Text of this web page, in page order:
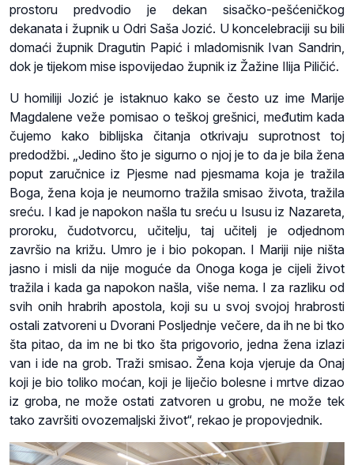
prostoru predvodio je dekan sisačko-pešćeničkog
dekanata i župnik u Odri Saša Jozić. U koncelebraciji su bili
domaći župnik Dragutin Papić i mladomisnik Ivan Sandrin,
dok je tijekom mise ispovijedao župnik iz Žažine Ilija Piličić.
U homiliji Jozić je istaknuo kako se često uz ime Marije
Magdalene veže pomisao o teškoj grešnici, međutim kada
čujemo kako biblijska čitanja otkrivaju suprotnost toj
predodžbi. „Jedino što je sigurno o njoj je to da je bila žena
poput zaručnice iz Pjesme nad pjesmama koja je tražila
Boga, žena koja je neumorno tražila smisao života, tražila
sreću. I kad je napokon našla tu sreću u Isusu iz Nazareta,
proroku, čudotvorcu, učitelju, taj učitelj je odjednom
završio na križu. Umro je i bio pokopan. I Mariji nije ništa
jasno i misli da nije moguće da Onoga koga je cijeli život
tražila i kada ga napokon našla, više nema. I za razliku od
svih onih hrabrih apostola, koji su u svoj svojoj hrabrosti
ostali zatvoreni u Dvorani Posljednje večere, da ih ne bi tko
šta pitao, da im ne bi tko šta prigovorio, jedna žena izlazi
van i ide na grob. Traži smisao. Žena koja vjeruje da Onaj
koji je bio toliko moćan, koji je liječio bolesne i mrtve dizao
iz groba, ne može ostati zatvoren u grobu, ne može tek
tako završiti ovozemaljski život“, rekao je propovjednik.